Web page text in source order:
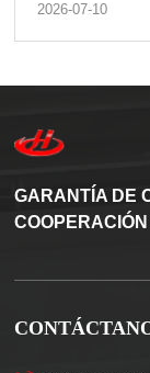
carga.
2026-07-10
GARANTÍA DE